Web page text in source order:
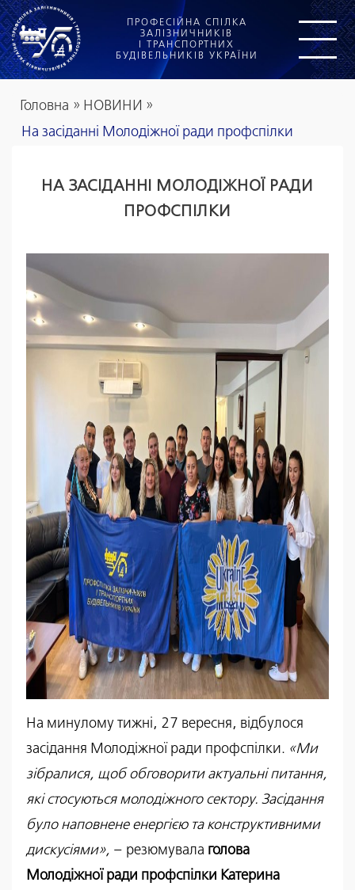
ПРОФЕСІЙНА СПІЛКА
ЗАЛІЗНИЧНИКІВ
І ТРАНСПОРТНИХ
БУДІВЕЛЬНИКІВ УКРАЇНИ
Головна » НОВИНИ »
На засіданні Молодіжної ради профспілки
НА ЗАСІДАННІ МОЛОДІЖНОЇ РАДИ
ПРОФСПІЛКИ
На минулому тижні, 27 вересня, відбулося
засідання Молодіжної ради профспілки. «Ми
зібралися, щоб обговорити актуальні питання,
які стосуються молодіжного сектору. Засідання
було наповнене енергією та конструктивними
дискусіями», – резюмувала голова
Молодіжної ради профспілки Катерина